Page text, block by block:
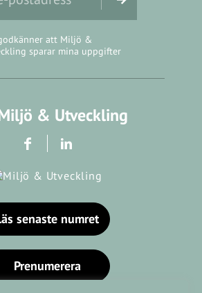
att Miljö &
sparar mina uppgifter
& Utveckling
senaste numret
Prenumerera